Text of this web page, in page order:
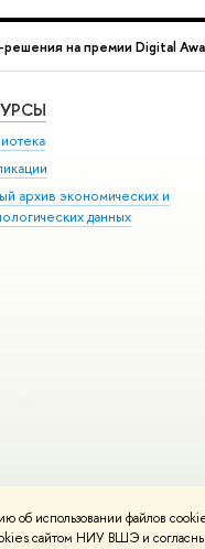
об использовании файлов
сайтом НИУ ВШЭ и
на премии Digital
архив экономических и
данных